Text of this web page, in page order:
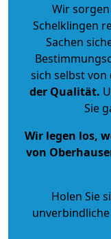
Wir
Schelklingen
Sachen
sich selbst von
der Qualität.
Sie
Wir legen los,
von
Holen Sie